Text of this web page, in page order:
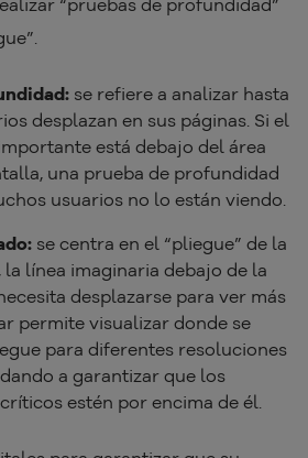
“pruebas de profundidad”
se refiere a analizar hasta
desplazan en sus páginas. Si el
está debajo del área
una prueba de profundidad
usuarios no lo están viendo.
se centra en el “pliegue” de la
la línea imaginaria debajo de la
desplazarse para ver más
permite visualizar donde se
para diferentes resoluciones
a garantizar que los
estén por encima de él.